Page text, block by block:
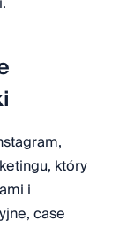
który
i
case